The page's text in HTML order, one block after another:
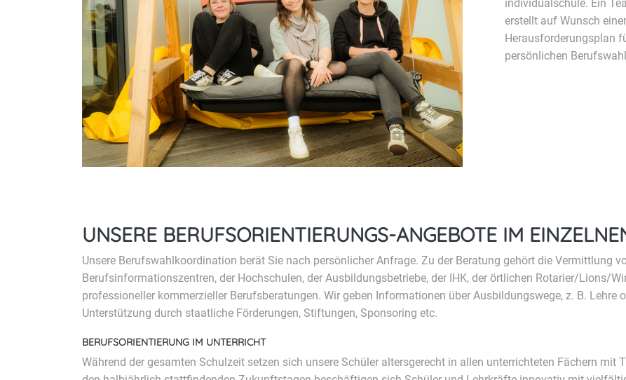
individualschule. Ein
erstellt auf Wunsch
Herausforderungsplan
persönlichen
UNSERE BERUFSORIENTIERUNGS-ANGEBOTE IM
Unsere Berufswahlkoordination berät Sie nach persönlicher Anfrage. Zu der Beratung gehört die Vermittlung
Berufsinformationszentren, der Hochschulen, der Ausbildungsbetriebe, der IHK, der örtlichen Rotarier/Lions/
professioneller kommerzieller Berufsberatungen. Wir geben Informationen über Ausbildungswege, z. B.
Unterstützung durch staatliche Förderungen, Stiftungen, Sponsoring etc.
BERUFSORIENTIERUNG IM UNTERRICHT
Während der gesamten Schulzeit setzen sich unsere Schüler altersgerecht in allen unterrichteten Fächern mit